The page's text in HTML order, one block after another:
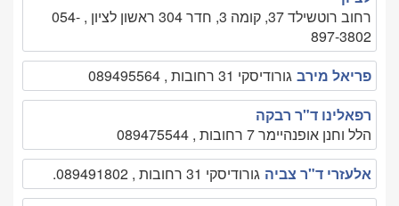
רחוב רוטשילד 37, קומה 3, חדר 304 ראשון לציון , 054-
897-3802
פריאל מירב גורודיסקי 31 רחובות , 089495564
רפאלינו ד"ר רבקה
הלל וחנן אופנהיימר 7 רחובות , 089475544
אלעזרי ד"ר צביה גורודיסקי 31 רחובות , 089491802.